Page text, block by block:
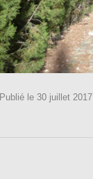
Publié le 30 juillet 2017